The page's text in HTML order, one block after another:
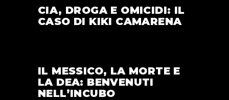
CIA, DROGA E OMICIDI: IL
CASO DI KIKI CAMARENA
IL MESSICO, LA MORTE E
LA DEA: BENVENUTI
NELL’INCUBO